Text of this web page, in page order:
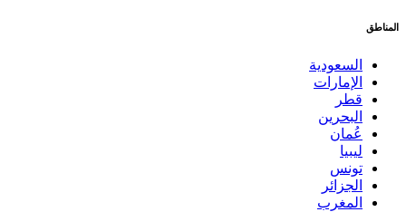
المناطق
السعودية
الإمارات
قطر
البحرين
عُمان
ليبيا
تونس
الجزائر
المغرب